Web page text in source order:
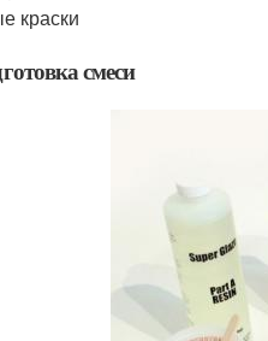
краски
смеси